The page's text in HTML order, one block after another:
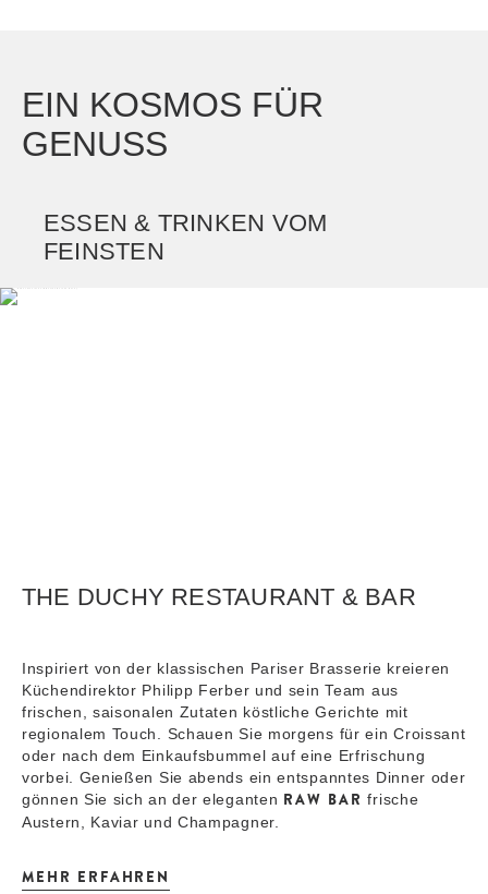
EIN KOSMOS FÜR
GENUSS
ESSEN & TRINKEN VOM
FEINSTEN
THE DUCHY RESTAURANT & BAR
Inspiriert von der klassischen Pariser Brasserie kreieren
Küchendirektor Philipp Ferber und sein Team aus
frischen, saisonalen Zutaten köstliche Gerichte mit
regionalem Touch. Schauen Sie morgens für ein Croissant
oder nach dem Einkaufsbummel auf eine Erfrischung
vorbei. Genießen Sie abends ein entspanntes Dinner oder
gönnen Sie sich an der eleganten RAW BAR frische
Austern, Kaviar und Champagner.
MEHR ERFAHREN